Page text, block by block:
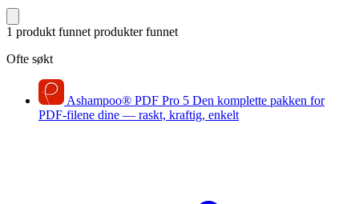
1 produkt funnet produkter funnet
Ofte søkt
Ashampoo® PDF Pro 5 Den komplette pakken for
PDF-filene dine — raskt, kraftig, enkelt